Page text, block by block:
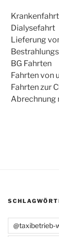
Krankenfahrt
Dialysefahrt
Lieferung
BG Fahrten
Fahrten von
Fahrten zur
Abrechnung
@taxibetrieb-